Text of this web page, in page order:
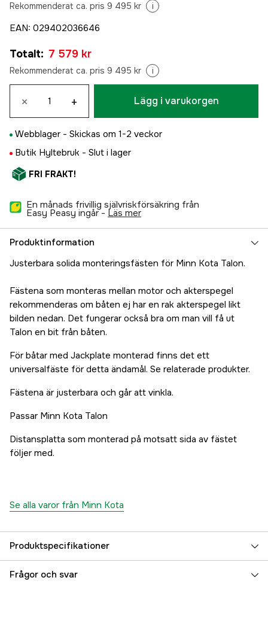
Rekommenderat ca. pris 9 495 kr i
EAN: 029402036646
Totalt: 7 579 kr
Rekommenderat ca. pris 9 495 kr i
× + Lägg i varukorgen
Webblager - Skickas om 1-2 veckor
Butik Hyltebruk - Slut i lager
FRI FRAKT!
En månads frivillig självriskförsäkring från
Easy Peasy ingår - läs mer
Produktinformation
Justerbara solida monteringsfästen för Minn Kota Talon.
Fästena som monteras mellan motor och akterspegel
rekommenderas om båten ej har en rak akterspegel likt
bilden nedan. Det fungerar också bra om man vill få ut
Talon en bit från båten.
För båtar med Jackplate monterad finns det ett
universalfäste för detta ändamål. Se relaterade produkter.
Fästena är justerbara och går att vinkla.
Passar Minn Kota Talon
Distansplatta som monterad på motsatt sida av fästet
följer med.
Se alla varor från Minn Kota
Produktspecifikationer
Referensnummer 5000078450
Frågor och svar